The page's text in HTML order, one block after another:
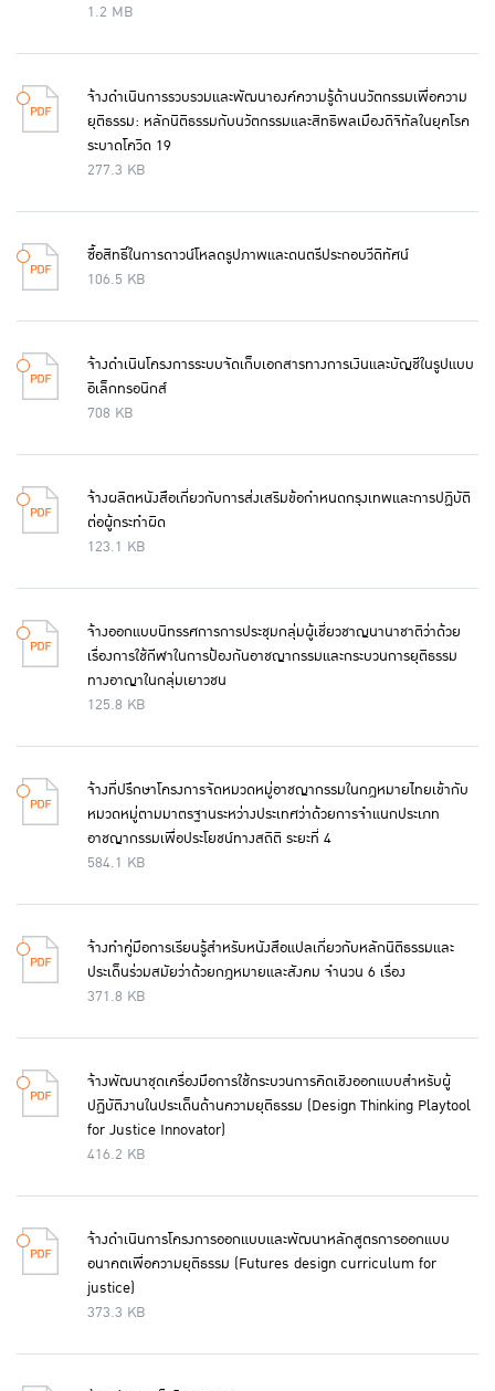
1.2 MB
จ้างดำเนินการรวบรวมและพัฒนาองค์ความรู้ด้านนวัตกรรมเพื่อความ
ยุติธรรม: หลักนิติธรรมกับนวัตกรรมและสิทธิพลเมืองดิจิทัลในยุคโรค
ระบาดโควิด 19
277.3 KB
ซื้อสิทธิ์ในการดาวน์โหลดรูปภาพและดนตรีประกอบวีดิทัศน์
106.5 KB
จ้างดำเนินโครงการระบบจัดเก็บเอกสารทางการเงินและบัญชีในรูปแบบ
อิเล็กทรอนิกส์
708 KB
จ้างผลิตหนังสือเกี่ยวกับการส่งเสริมข้อกำหนดกรุงเทพและการปฏิบัติ
ต่อผู้กระทำผิด
123.1 KB
จ้างออกแบบนิทรรศการการประชุมกลุ่มผู้เชี่ยวชาญนานาชาติว่าด้วย
เรื่องการใช้กีฬาในการป้องกันอาชญากรรมและกระบวนการยุติธรรม
ทางอาญาในกลุ่มเยาวชน
125.8 KB
จ้างที่ปรึกษาโครงการจัดหมวดหมู่อาชญากรรมในกฎหมายไทยเข้ากับ
หมวดหมู่ตามมาตรฐานระหว่างประเทศว่าด้วยการจำแนกประเภท
อาชญากรรมเพื่อประโยชน์ทางสถิติ ระยะที่ 4
584.1 KB
จ้างทำคู่มือการเรียนรู้สำหรับหนังสือแปลเกี่ยวกับหลักนิติธรรมและ
ประเด็นร่วมสมัยว่าด้วยกฎหมายและสังคม จำนวน 6 เรื่อง
371.8 KB
จ้างพัฒนาชุดเครื่องมือการใช้กระบวนการคิดเชิงออกแบบสำหรับผู้
ปฏิบัติงานในประเด็นด้านความยุติธรรม (Design Thinking Playtool
for Justice Innovator)
416.2 KB
จ้างดำเนินการโครงการออกแบบและพัฒนาหลักสูตรการออกแบบ
อนาคตเพื่อความยุติธรรม (Futures design curriculum for
justice)
373.3 KB